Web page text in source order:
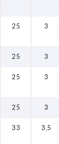
25 3
25 3
25 3
25 3
33 3,5